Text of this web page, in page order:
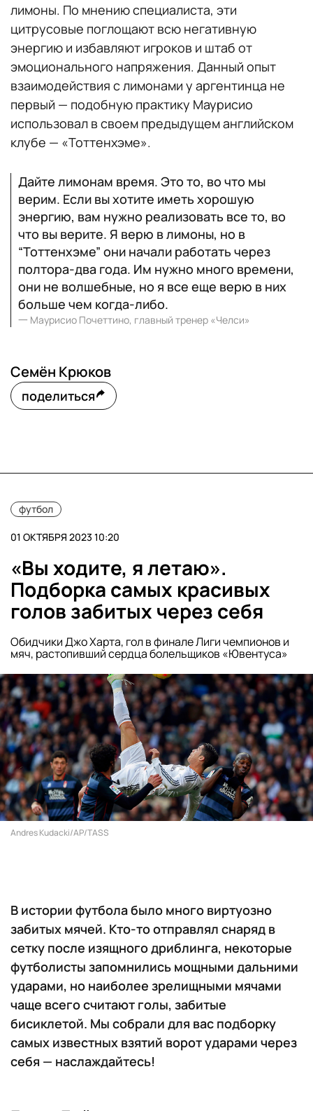
лимоны. По мнению специалиста, эти
цитрусовые поглощают всю негативную
энергию и избавляют игроков и штаб от
эмоционального напряжения. Данный опыт
взаимодействия с лимонами у аргентинца не
первый — подобную практику Маурисио
использовал в своем предыдущем английском
клубе — «Тоттенхэме».
Дайте лимонам время. Это то, во что мы
верим. Если вы хотите иметь хорошую
энергию, вам нужно реализовать все то, во
что вы верите. Я верю в лимоны, но в
“Тоттенхэме” они начали работать через
полтора-два года. Им нужно много времени,
они не волшебные, но я все еще верю в них
больше чем когда-либо.
一 Маурисио Почеттино, главный тренер «Челси»
Семён Крюков
поделиться
футбол
01 ОКТЯБРЯ 2023 10:20
«Вы ходите, я летаю».
Подборка самых красивых
голов забитых через себя
Обидчики Джо Харта, гол в финале Лиги чемпионов и
мяч, растопивший сердца болельщиков «Ювентуса»
Andres Kudacki/AP/TASS
В истории футбола было много виртуозно
забитых мячей. Кто-то отправлял снаряд в
сетку после изящного дриблинга, некоторые
футболисты запомнились мощными дальними
ударами, но наиболее зрелищными мячами
чаще всего считают голы, забитые
бисиклетой. Мы собрали для вас подборку
самых известных взятий ворот ударами через
себя — наслаждайтесь!